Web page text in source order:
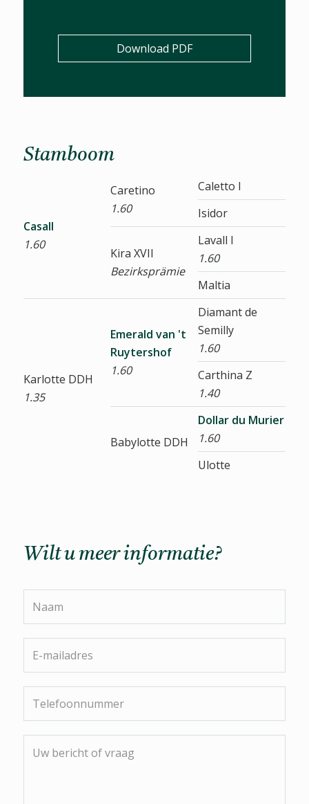
Download PDF
Stamboom
Casall
1.60
Caretino
1.60
Caletto I
Isidor
Kira XVII
Bezirksprämie
Lavall I
1.60
Maltia
Karlotte DDH
1.35
Emerald van 't
Ruytershof
1.60
Diamant de
Semilly
1.60
Carthina Z
1.40
Babylotte DDH
Dollar du Murier
1.60
Ulotte
Wilt u meer informatie?